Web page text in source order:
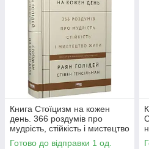
Книга Стоїцизм на кожен
день. 366 роздумів про
мудрість, стійкість і мистецтво
жити. Раян Голідей
Готово до відправки 1 од.